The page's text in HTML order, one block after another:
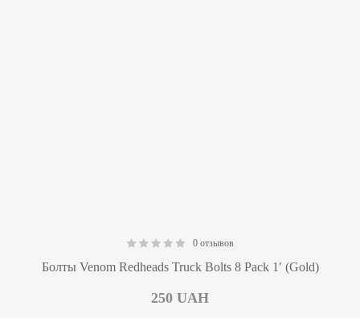
0 отзывов
Болты Venom Redheads Truck Bolts 8 Pack 1′ (Gold)
250 UAH